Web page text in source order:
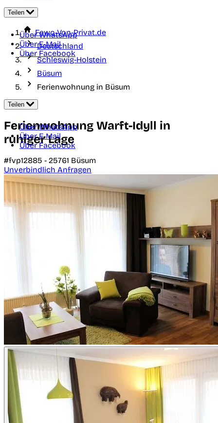
Teilen
Über WhatsApp
Über E-Mail
Über Facebook
Fewo-Von-Privat.de
Deutschland
Schleswig-Holstein
Büsum
Ferienwohnung in Büsum
Teilen
Über WhatsApp
Über E-Mail
Über Facebook
Ferienwohnung Warft-Idyll in
ruhiger Lage
#fvp12885 - 25761 Büsum
Unverbindlich Anfragen